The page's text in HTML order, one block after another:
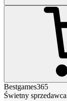
Bestgames365
Świetny sprzedawca